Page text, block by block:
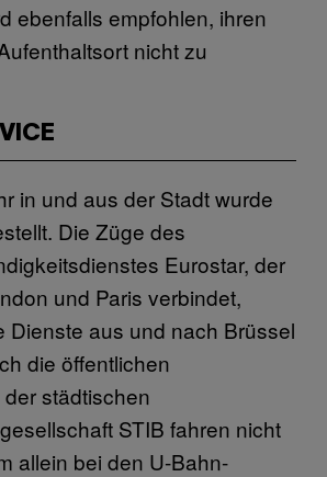
ebenfalls empfohlen, ihren
nicht zu
in und aus der Stadt wurde
Die Züge des
Eurostar, der
und Paris verbindet,
Dienste aus und nach Brüssel
die öffentlichen
städtischen
STIB fahren nicht
allein bei den U-Bahn-